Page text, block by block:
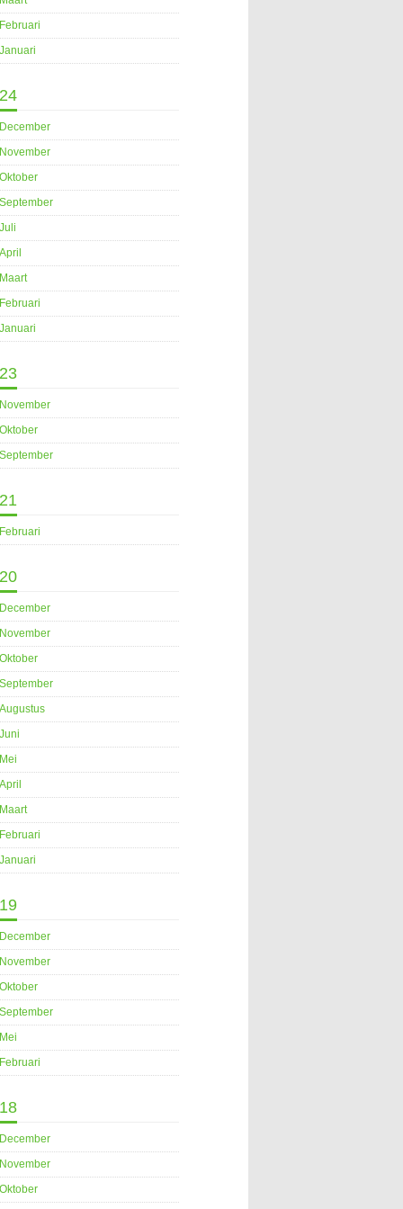
Februari
Januari
December
November
Oktober
September
Juli
April
Maart
Februari
Januari
November
Oktober
September
Februari
December
November
Oktober
September
Augustus
Juni
Mei
April
Maart
Februari
Januari
December
November
Oktober
September
Mei
Februari
December
November
Oktober